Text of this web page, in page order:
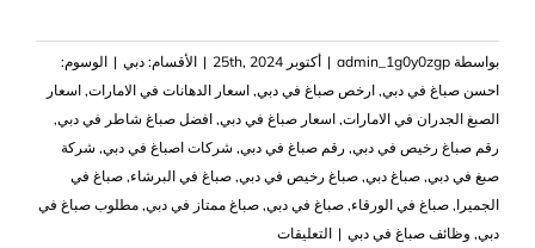
بواسطة admin_1g0y0zgp
| أكتوبر 25th, 2024 | الأقسام: دبي | الوسوم:
احسن صباغ في دبي, ارخص صباغ في دبي, اسعار الدهانات في الامارات, اسعار
الصبغ الجدران في الامارات, اسعار صباغ في دبي, افضل صباغ شاطر في دبي,
رقم صباغ رخيص في دبي, رقم صباغ في دبي, شركات اصباغ في دبي, شركة
صبغ في دبي, صباغ دبي, صباغ رخيص في دبي, صباغ في البرشاء, صباغ في
الجميرا, صباغ في الورقاء, صباغ في دبي, صباغ ممتاز في دبي, مطلوب صباغ في
دبي, وظائف صباغ في دبي | التعليقاتعلى